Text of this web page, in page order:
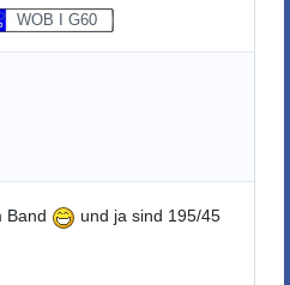
WOB I G60
Band und ja sind 195/45